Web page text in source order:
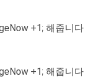
+1; 해줍니다
+1; 해줍니다